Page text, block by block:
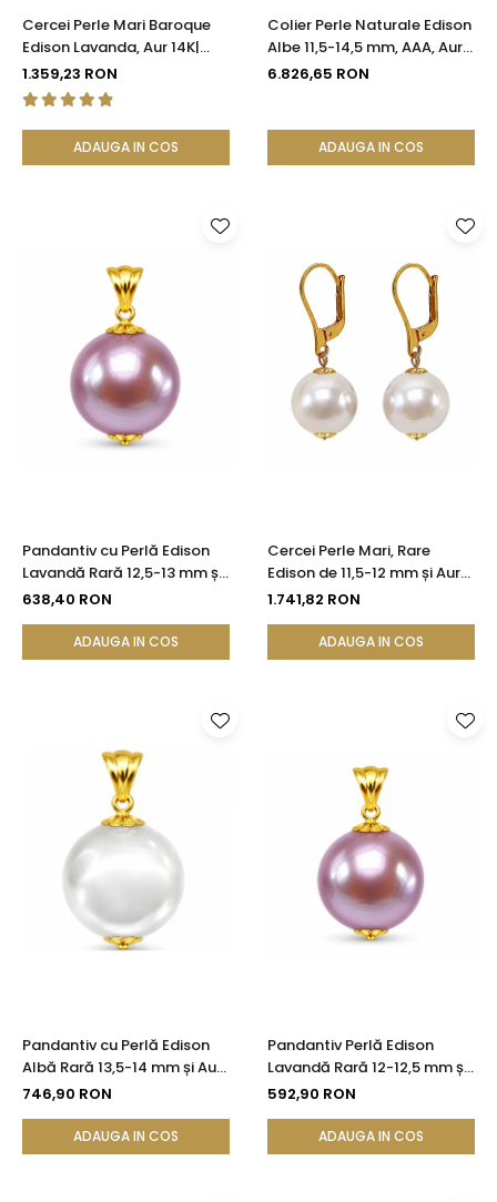
Cercei Perle Mari Baroque
Edison Lavanda, Aur 14K|
KASKADDA®
1.359,23 RON
ADAUGA IN COS
Colier Perle Naturale Edison
Albe 11,5-14,5 mm, AAA, Aur
Galben 14K | KASKADDA®
6.826,65 RON
ADAUGA IN COS
Pandantiv cu Perlă Edison
Lavandă Rară 12,5-13 mm și
Aur Galben 14K (aur 585) |
638,40 RON
ADAUGA IN COS
Cercei Perle Mari, Rare
Edison de 11,5-12 mm și Aur
Galben 14K, Bijuterie de
1.741,82 RON
ADAUGA IN COS
Pandantiv cu Perlă Edison
Albă Rară 13,5-14 mm și Aur
Galben 14K (aur 585) |
746,90 RON
ADAUGA IN COS
Pandantiv Perlă Edison
Lavandă Rară 12-12,5 mm și
Aur 14K (aur 585) |
592,90 RON
ADAUGA IN COS